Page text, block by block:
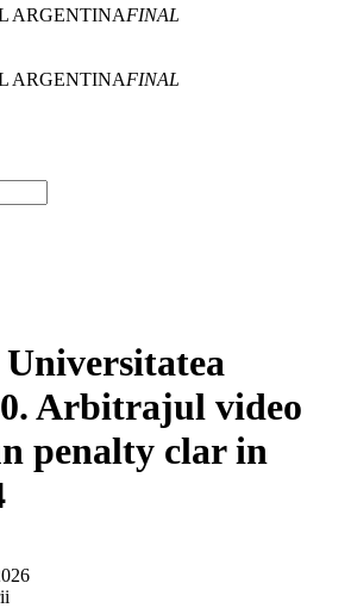
ARGENTINAFINAL
ARGENTINAFINAL
Arbitrajul video
penalty clar in